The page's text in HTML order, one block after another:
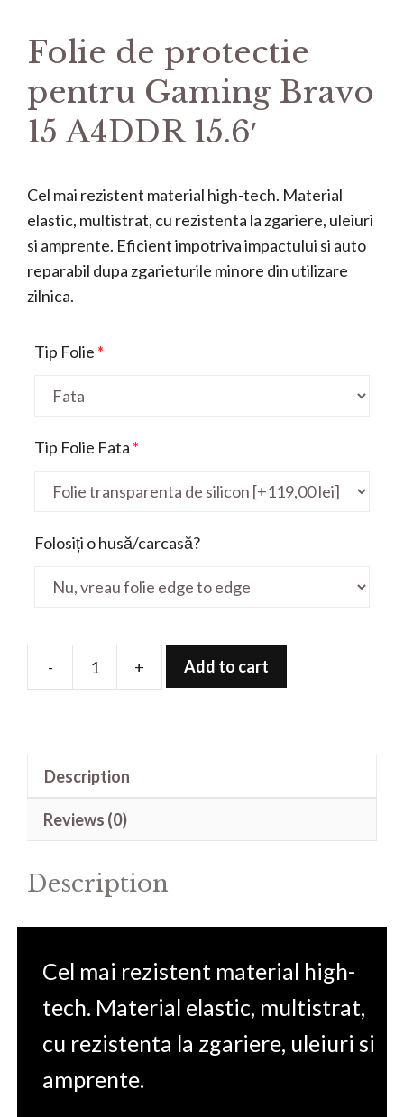
Folie de protectie
pentru Gaming Bravo
15 A4DDR 15.6′
Cel mai rezistent material high-tech. Material
elastic, multistrat, cu rezistenta la zgariere, uleiuri
si amprente. Eficient impotriva impactului si auto
reparabil dupa zgarieturile minore din utilizare
zilnica.
Tip Folie *
Tip Folie Fata *
Folosiți o husă/carcasă?
-
Folie
15.6'
+ Add to cart
Description
Reviews (0)
Description
Cel mai rezistent material high-
tech. Material elastic, multistrat,
cu rezistenta la zgariere, uleiuri si
amprente.